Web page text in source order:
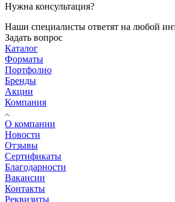
Нужна консультация?
Наши специалисты ответят на любой
Задать вопрос
Каталог
Форматы
Портфолио
Бренды
Акции
Компания
О компании
Новости
Отзывы
Сертификаты
Благодарности
Вакансии
Контакты
Реквизиты